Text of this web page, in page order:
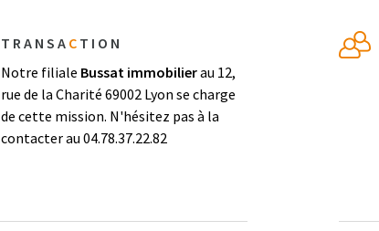
TRANSA C TION
Notre filiale Bussat immobilierau 12,
rue de la Charité 69002 Lyon se charge
de cette mission. N'hésitez pas à la
contacter au 04.78.37.22.82